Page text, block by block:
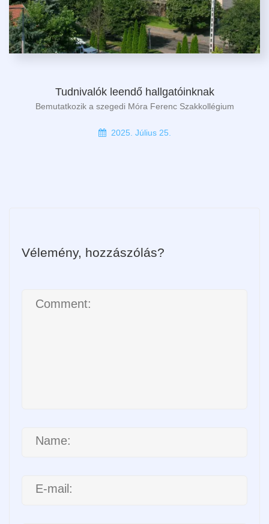
Tudnivalók leendő hallgatóinknak
Bemutatkozik a szegedi Móra Ferenc Szakkollégium
2025. Július 25.
Vélemény, hozzászólás?